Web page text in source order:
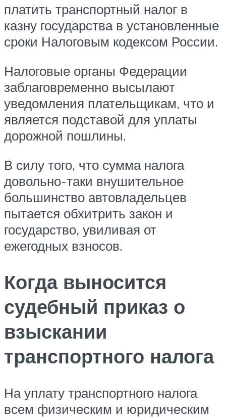
платить транспортный налог в
казну государства в установленные
сроки Налоговым кодексом России.
Налоговые органы Федерации
заблаговременно высылают
уведомления плательщикам, что и
является подставой для уплаты
дорожной пошлины.
В силу того, что сумма налога
довольно-таки внушительное
большинство автовладельцев
пытается обхитрить закон и
государство, увиливая от
ежегодных взносов.
Когда выносится
судебный приказ о
взыскании
транспортного налога
На уплату транспортного налога
всем физическим и юридическим